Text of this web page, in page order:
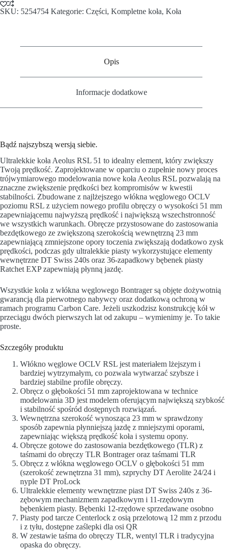
SKU: 5254754 Kategorie: Części, Kompletne koła, Koła
Opis
Informacje dodatkowe
Bądź najszybszą wersją siebie.
Ultralekkie koła Aeolus RSL 51 to idealny element, który zwiększy
Twoją prędkość. Zaprojektowane w oparciu o zupełnie nowy proces
trójwymiarowego modelowania nowe koła Aeolus RSL pozwalają na
znaczne zwiększenie prędkości bez kompromisów w kwestii
stabilności. Zbudowane z najlżejszego włókna węglowego OCLV
poziomu RSL z użyciem nowego profilu obręczy o wysokości 51 mm
zapewniającemu najwyższą prędkość i największą wszechstronność
we wszystkich warunkach. Obręcze przystosowane do zastosowania
bezdętkowego ze zwiększoną szerokością wewnętrzną 23 mm
zapewniającą zmniejszone opory toczenia zwiększają dodatkowo zysk
prędkości, podczas gdy ultralekkie piasty wykorzystujące elementy
wewnętrzne DT Swiss 240s oraz 36-zapadkowy bębenek piasty
Ratchet EXP zapewniają płynną jazdę.
Wszystkie koła z włókna węglowego Bontrager są objęte dożywotnią
gwarancją dla pierwotnego nabywcy oraz dodatkową ochroną w
ramach programu Carbon Care. Jeżeli uszkodzisz konstrukcję kół w
przeciągu dwóch pierwszych lat od zakupu – wymienimy je. To takie
proste.
Szczegóły produktu
Włókno węglowe OCLV RSL jest materiałem lżejszym i
bardziej wytrzymałym, co pozwala wytwarzać szybsze i
bardziej stabilne profile obręczy.
Obręcz o głębokości 51 mm zaprojektowana w technice
modelowania 3D jest modelem oferującym największą szybkość
i stabilność spośród dostępnych rozwiązań.
Wewnętrzna szerokość wynosząca 23 mm w sprawdzony
sposób zapewnia płynniejszą jazdę z mniejszymi oporami,
zapewniając większą prędkość koła i systemu opony.
Obręcze gotowe do zastosowania bezdętkowego (TLR) z
taśmami do obręczy TLR Bontrager oraz taśmami TLR
Obręcz z włókna węglowego OCLV o głębokości 51 mm
(szerokość zewnętrzna 31 mm), szprychy DT Aerolite 24/24 i
nyple DT ProLock
Ultralekkie elementy wewnętrzne piast DT Swiss 240s z 36-
zębowym mechanizmem zapadkowym i 11-rzędowym
bębenkiem piasty. Bębenki 12-rzędowe sprzedawane osobno
Piasty pod tarcze Centerlock z osią przelotową 12 mm z przodu
i z tyłu, dostępne zaślepki dla osi QR
W zestawie taśma do obręczy TLR, wentyl TLR i tradycyjna
opaska do obręczy.